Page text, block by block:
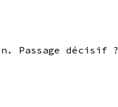
Passage décisif ?